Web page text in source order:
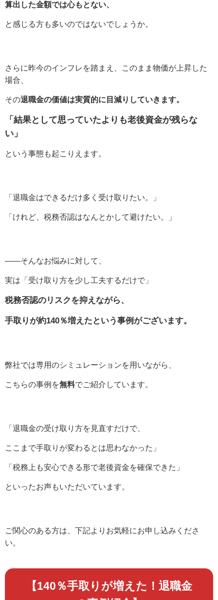
算出した金額では心もとない、
と感じる方も多いのではないでしょうか。
さらに昨今のインフレを踏まえ、このまま物価が上昇した
場合、
その退職金の価値は実質的に目減りしていきます。
「結果として思っていたよりも老後資金が残らな
い」
という事態も起こりえます。
「退職金はできるだけ多く受け取りたい。」
「けれど、税務否認はなんとかして避けたい。」
――そんなお悩みに対して、
実は「受け取り方を少し工夫するだけで」
税務否認のリスクを抑えながら、
手取りが約140％増えたという事例がございます。
弊社では専用のシミュレーションを用いながら、
こちらの事例を無料でご紹介しています。
「退職金の受け取り方を見直すだけで、
ここまで手取りが変わるとは思わなかった」
「税務上も安心できる形で老後資金を確保できた」
といったお声もいただいています。
ご関心のある方は、下記よりお気軽にお申し込みくださ
い。
【140％手取りが増えた！退職金